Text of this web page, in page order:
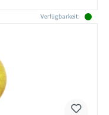
Verfügbarkeit: